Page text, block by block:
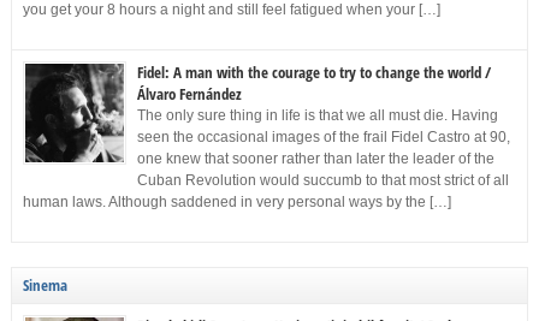
you get your 8 hours a night and still feel fatigued when your […]
Fidel: A man with the courage to try to change the world /
Álvaro Fernández
The only sure thing in life is that we all must die. Having
seen the occasional images of the frail Fidel Castro at 90,
one knew that sooner rather than later the leader of the
Cuban Revolution would succumb to that most strict of all
human laws. Although saddened in very personal ways by the […]
Sinema